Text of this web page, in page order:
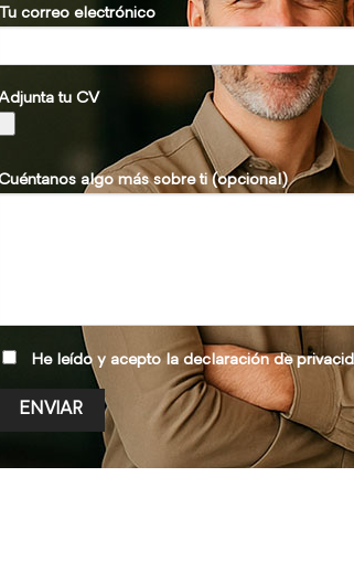
Tu correo electrónico
tu CV
algo más sobre ti (opcional)
He leído y acepto ladeclaración de